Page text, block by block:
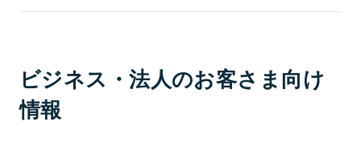
ビジネス・法人のお客さま向け
情報